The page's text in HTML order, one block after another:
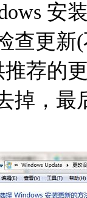
安装
查更新
荐的
掉，